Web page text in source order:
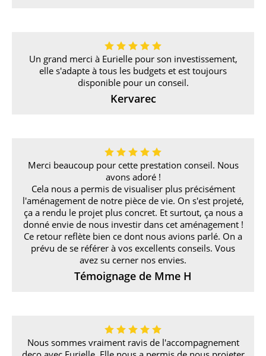
Un grand merci à Eurielle pour son investissement,
elle s'adapte à tous les budgets et est toujours
disponible pour un conseil.
Kervarec
Merci beaucoup pour cette prestation conseil. Nous
avons adoré !
Cela nous a permis de visualiser plus précisément
l'aménagement de notre pièce de vie. On s'est projeté,
ça a rendu le projet plus concret. Et surtout, ça nous a
donné envie de nous investir dans cet aménagement !
Ce retour reflète bien ce dont nous avions parlé. On a
prévu de se référer à vos excellents conseils. Vous
avez su cerner nos envies.
Témoignage de Mme H
Nous sommes vraiment ravis de l'accompagnement